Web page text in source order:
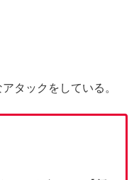
タックをしている。